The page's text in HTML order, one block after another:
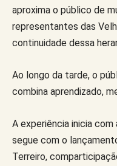
aproxima o público de
representantes das
continuidade dessa
Ao longo da tarde, o
combina aprendizado,
A experiência inicia com
segue com o
Terreiro,